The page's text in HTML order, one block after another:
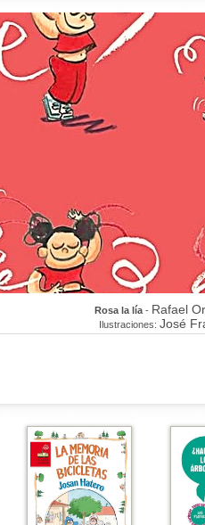
Rosa la lía - Rafael
Ilustraciones: José